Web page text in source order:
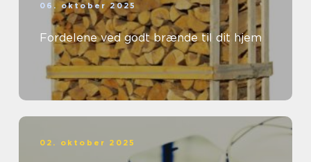
06. oktober 2025
Fordelene ved godt brænde til dit hjem
02. oktober 2025